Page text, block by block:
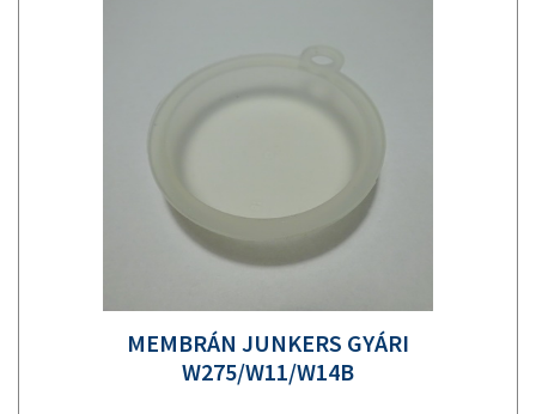
MEMBRÁN JUNKERS GYÁRI
W275/W11/W14B